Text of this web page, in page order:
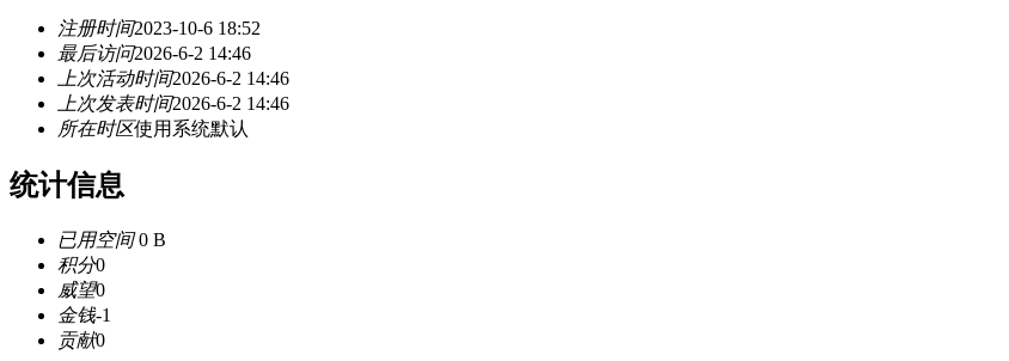
注册时间2023-10-6 18:52
最后访问2026-6-2 14:46
上次活动时间2026-6-2 14:46
上次发表时间2026-6-2 14:46
所在时区使用系统默认
统计信息
已用空间0 B
积分0
威望0
金钱-1
贡献0